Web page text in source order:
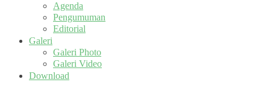
Agenda
Pengumuman
Editorial
Galeri
Galeri Photo
Galeri Video
Download